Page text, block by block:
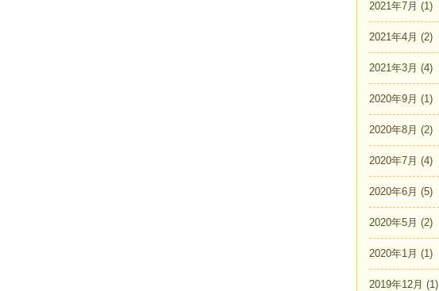
2021年7月 (1)
2021年4月 (2)
2021年3月 (4)
2020年9月 (1)
2020年8月 (2)
2020年7月 (4)
2020年6月 (5)
2020年5月 (2)
2020年1月 (1)
2019年12月 (1)